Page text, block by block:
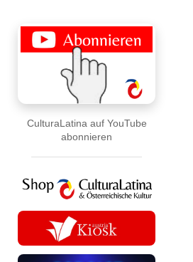
CulturaLatina auf YouTube
abonnieren